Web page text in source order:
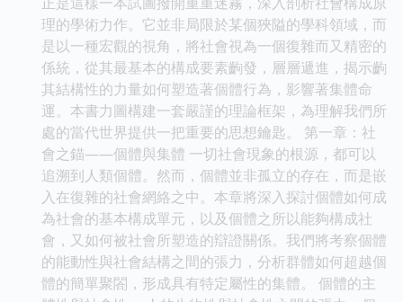
理的學術力作。它並非局限於某個狹隘的學科領域，而
是以一種宏觀的視角，將社會視為一個復雜而又精密的
係統，從其最基本的構成要素齣發，層層遞進，揭示齣
其結構性的力量如何塑造著個體行為，影響著集體命
運。本書力圖構建一套嚴謹的理論框架，為理解我們所
處的當代世界提供一把重要的思想鑰匙。 第一章：社
會之錨——個體與集體 一切社會現象的根源，都可以
追溯到人類個體。然而，個體並非孤立的存在，而是嵌
入在復雜的社會網絡之中。本章將深入探討個體如何成
為社會的基本構成單元，以及個體之所以能夠構成社
會，又如何被社會所塑造的辯證關係。我們將考察個體
的能動性與社會結構之間的張力，分析群體如何超越個
體的簡單聚閤，形成具有特定屬性的集體。 個體的主